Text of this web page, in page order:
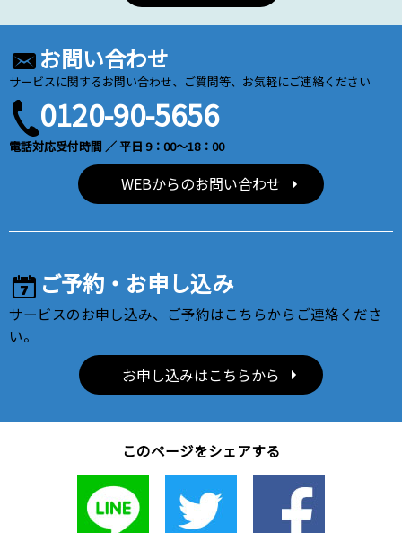
お問い合わせ
サービスに関するお問い合わせ、ご質問等、お気軽にご連絡ください
0120-90-5656
電話対応受付時間 ／ 平日 9：00～18：00
WEBからのお問い合わせ
ご予約・お申し込み
サービスのお申し込み、ご予約はこちらからご連絡くださ
い。
お申し込みはこちらから
このページをシェアする